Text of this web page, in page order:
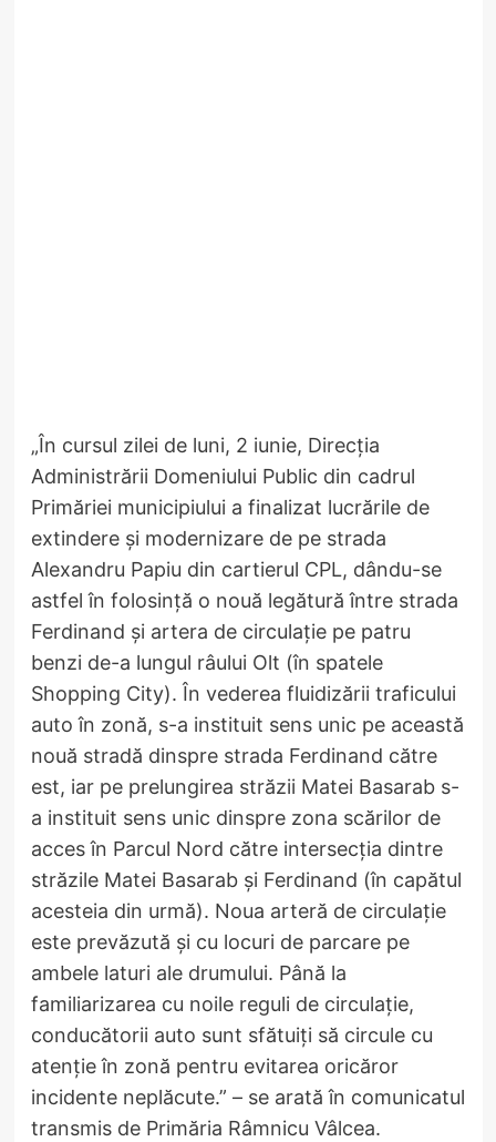
„În cursul zilei de luni, 2 iunie, Direcția
Administrării Domeniului Public din cadrul
Primăriei municipiului a finalizat lucrările de
extindere și modernizare de pe strada
Alexandru Papiu din cartierul CPL, dându-se
astfel în folosință o nouă legătură între strada
Ferdinand și artera de circulație pe patru
benzi de-a lungul râului Olt (în spatele
Shopping City). În vederea fluidizării traficului
auto în zonă, s-a instituit sens unic pe această
nouă stradă dinspre strada Ferdinand către
est, iar pe prelungirea străzii Matei Basarab s-
a instituit sens unic dinspre zona scărilor de
acces în Parcul Nord către intersecția dintre
străzile Matei Basarab și Ferdinand (în capătul
acesteia din urmă). Noua arteră de circulație
este prevăzută și cu locuri de parcare pe
ambele laturi ale drumului. Până la
familiarizarea cu noile reguli de circulație,
conducătorii auto sunt sfătuiți să circule cu
atenție în zonă pentru evitarea oricăror
incidente neplăcute.” – se arată în comunicatul
transmis de Primăria Râmnicu Vâlcea.